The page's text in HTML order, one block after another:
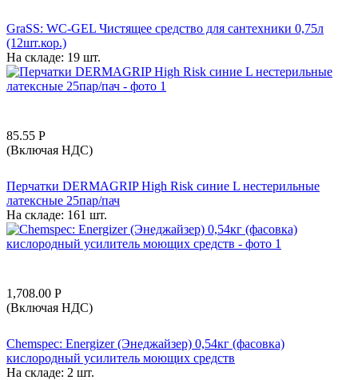
GraSS: WC-GEL Чистящее средство для сантехники 0,75л
(12шт.кор.)
На складе: 19 шт.
85.55 Р
(Включая НДС)
Перчатки DERMAGRIP High Risk синие L нестерильные
латексные 25пар/пач
На складе: 161 шт.
1,708.00 Р
(Включая НДС)
Chemspec: Energizer (Энеджайзер) 0,54кг (фасовка)
кислородный усилитель моющих средств
На складе: 2 шт.